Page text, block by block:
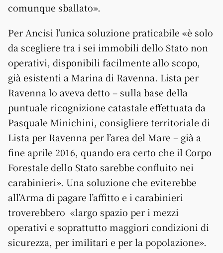
comunque sballato».
Per Ancisi l’unica soluzione praticabile «è solo
da scegliere tra i sei immobili dello Stato non
operativi, disponibili facilmente allo scopo,
già esistenti a Marina di Ravenna. Lista per
Ravenna lo aveva detto – sulla base della
puntuale ricognizione catastale effettuata da
Pasquale Minichini, consigliere territoriale di
Lista per Ravenna per l’area del Mare – già a
fine aprile 2016, quando era certo che il Corpo
Forestale dello Stato sarebbe confluito nei
carabinieri». Una soluzione che eviterebbe
all’Arma di pagare l’affitto e i carabinieri
troverebbero «largo spazio per i mezzi
operativi e soprattutto maggiori condizioni di
sicurezza, per imilitari e per la popolazione».